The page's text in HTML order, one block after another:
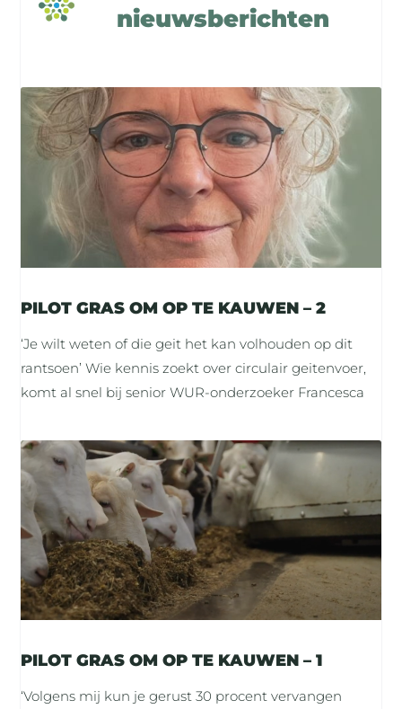
nieuwsberichten
PILOT GRAS OM OP TE KAUWEN – 2
‘Je wilt weten of die geit het kan volhouden op dit
rantsoen’ Wie kennis zoekt over circulair geitenvoer,
komt al snel bij senior WUR-onderzoeker Francesca
PILOT GRAS OM OP TE KAUWEN – 1
‘Volgens mij kun je gerust 30 procent vervangen